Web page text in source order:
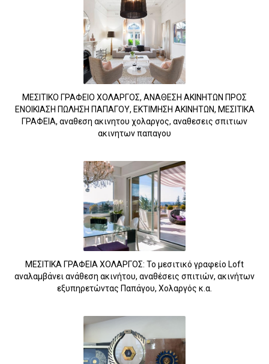
ΜΕΣΙΤΙΚΟ ΓΡΑΦΕΙΟ ΧΟΛΑΡΓΟΣ, ΑΝΑΘΕΣΗ ΑΚΙΝΗΤΩΝ ΠΡΟΣ
ΕΝΟΙΚΙΑΣΗ ΠΩΛΗΣΗ ΠΑΠΑΓΟΥ, ΕΚΤΙΜΗΣΗ ΑΚΙΝΗΤΩΝ, ΜΕΣΙΤΙΚΑ
ΓΡΑΦΕΙΑ, αναθεση ακινητου χολαργος, αναθεσεις σπιτιων
ακινητων παπαγου
ΜΕΣΙΤΙΚΑ ΓΡΑΦΕΙΑ ΧΟΛΑΡΓΟΣ: Το μεσιτικό γραφείο Loft
αναλαμβάνει ανάθεση ακινήτου, αναθέσεις σπιτιών, ακινήτων
εξυπηρετώντας Παπάγου, Χολαργός κ.α.